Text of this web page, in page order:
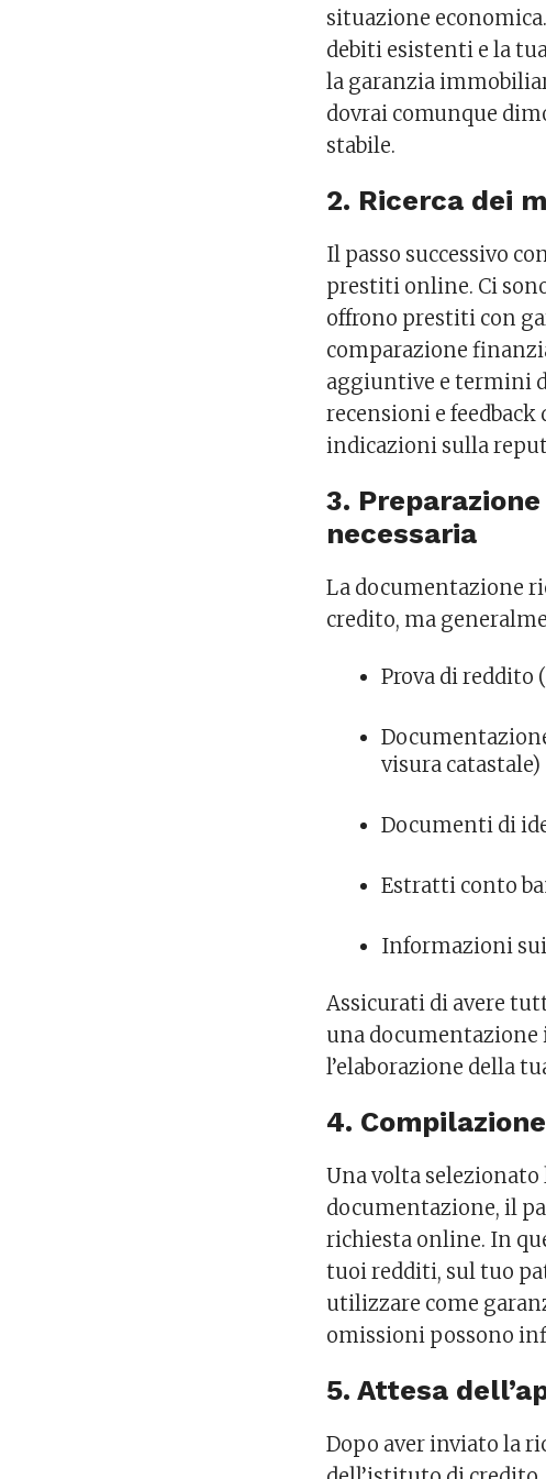
situazione
debiti esistenti e la
la garanzia
dovrai comunque
stabile.
2. Ricerca dei
Il passo successivo
prestiti online. Ci
offrono prestiti con
comparazione
aggiuntive e termini
recensioni e
indicazioni sulla
3.
necessaria
La documentazione
credito, ma
Prova di reddito
visura catastale)
Documenti di
Estratti conto
Informazioni
Assicurati di avere
una
l’elaborazione della
4.
Una volta
documentazione, il
richiesta online. In
tuoi redditi, sul tuo
utilizzare come
omissioni possono
5. Attesa
Dopo aver inviato la